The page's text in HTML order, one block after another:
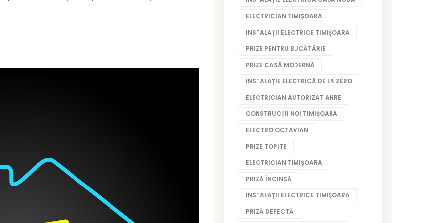
ELECTRICIAN TIMIȘOARA
INSTALAȚII ELECTRICE TIMIȘOARA
PRIZE PENTRU BUCĂTĂRIE
PRIZE CASĂ MODERNĂ
INSTALAȚIE ELECTRICĂ DE LA ZERO
ELECTRICIAN AUTORIZAT ANRE
CONSTRUCȚII NOI TIMIȘOARA
ELECTRO OCTAVIAN
PRIZE TOPITE
ELECTRICIAN TIMIȘOARA
PRIZĂ ÎNCINSĂ
INSTALAȚII ELECTRICE TIMIȘOARA
PRIZĂ DEFECTĂ